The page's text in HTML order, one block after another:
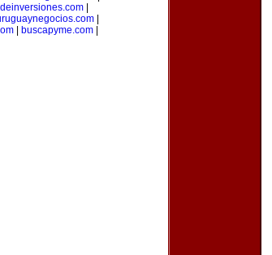
|
|
| buscapyme.com|